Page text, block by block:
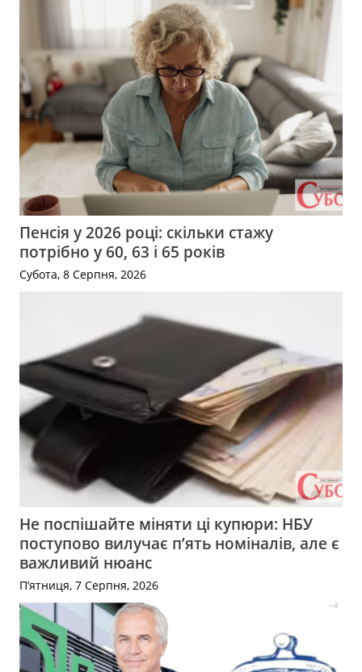
Пенсія у 2026 році: скільки стажу
потрібно у 60, 63 і 65 років
Субота, 8 Серпня, 2026
Не поспішайте міняти ці купюри: НБУ
поступово вилучає п’ять номіналів, але є
важливий нюанс
П’ятниця, 7 Серпня, 2026